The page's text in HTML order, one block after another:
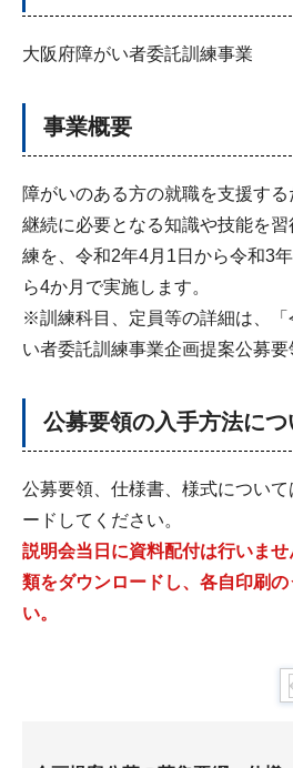
大阪府障がい者委託訓練事業
事業概要
障がいのある方の就職を支援す
継続に必要となる知識や技能を習
練を、令和2年4月1日から令和3
ら4か月で実施します。
※訓練科目、定員等の詳細は、
い者委託訓練事業企画提案公募要
公募要領の入手方法につ
公募要領、仕様書、様式につい
ードしてください。
説明会当日に資料配付は行いま
類をダウンロードし、各自印刷
い。